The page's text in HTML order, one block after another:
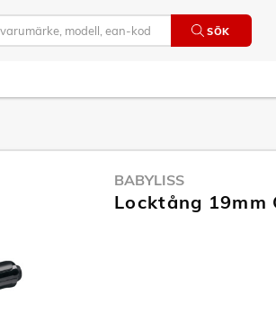
SÖK
BABYLISS
Locktång 19mm